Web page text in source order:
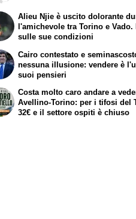
Alieu Njie è uscito dolorante
l'amichevole tra Torino e
sulle sue condizioni
Cairo contestato e
nessuna illusione: vendere è
suoi pensieri
Costa molto caro andare a
Avellino-Torino: per i tifosi del
32€ e il settore ospiti è chiuso